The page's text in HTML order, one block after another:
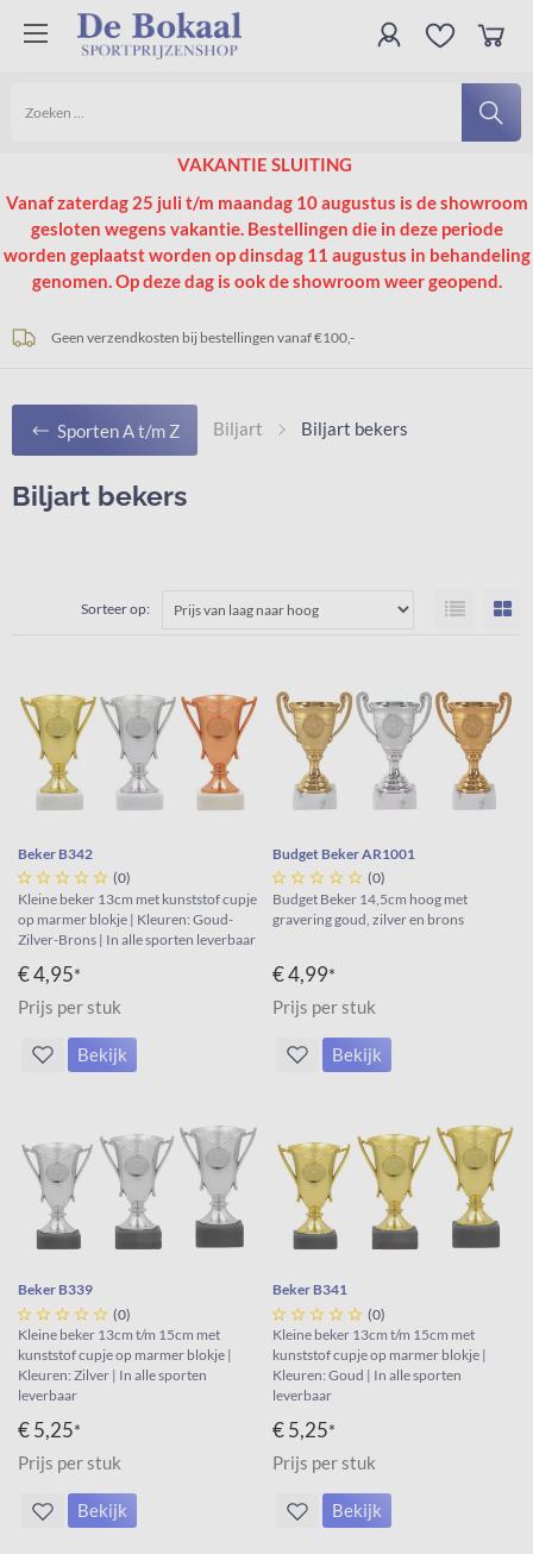
VAKANTIE SLUITING
Vanaf zaterdag 25 juli t/m maandag 10 augustus is de showroom
gesloten wegens vakantie. Bestellingen die in deze periode
worden geplaatst worden op dinsdag 11 augustus in behandeling
genomen. Op deze dag is ook de showroom weer geopend.
Snelle levering uit voorraad op heel veel artikelen
Gratis graveren bij aankoop van bekers
Geen verzendkosten bij bestellingen vanaf €100,-
Sporten A t/m Z Biljart Biljart bekers
Biljart bekers
Sorteer op:
Beker B342
     (0)
Kleine beker 13cm met kunststof cupje
op marmer blokje | Kleuren: Goud-
Zilver-Brons | In alle sporten leverbaar
€ 4,95*
Prijs per stuk
Bekijk
Budget Beker AR1001
     (0)
Budget Beker 14,5cm hoog met
gravering goud, zilver en brons
€ 4,99*
Prijs per stuk
Bekijk
Beker B339
     (0)
Kleine beker 13cm t/m 15cm met
kunststof cupje op marmer blokje |
Kleuren: Zilver | In alle sporten
leverbaar
€ 5,25*
Prijs per stuk
Bekijk
Beker B341
     (0)
Kleine beker 13cm t/m 15cm met
kunststof cupje op marmer blokje |
Kleuren: Goud | In alle sporten
leverbaar
€ 5,25*
Prijs per stuk
Bekijk